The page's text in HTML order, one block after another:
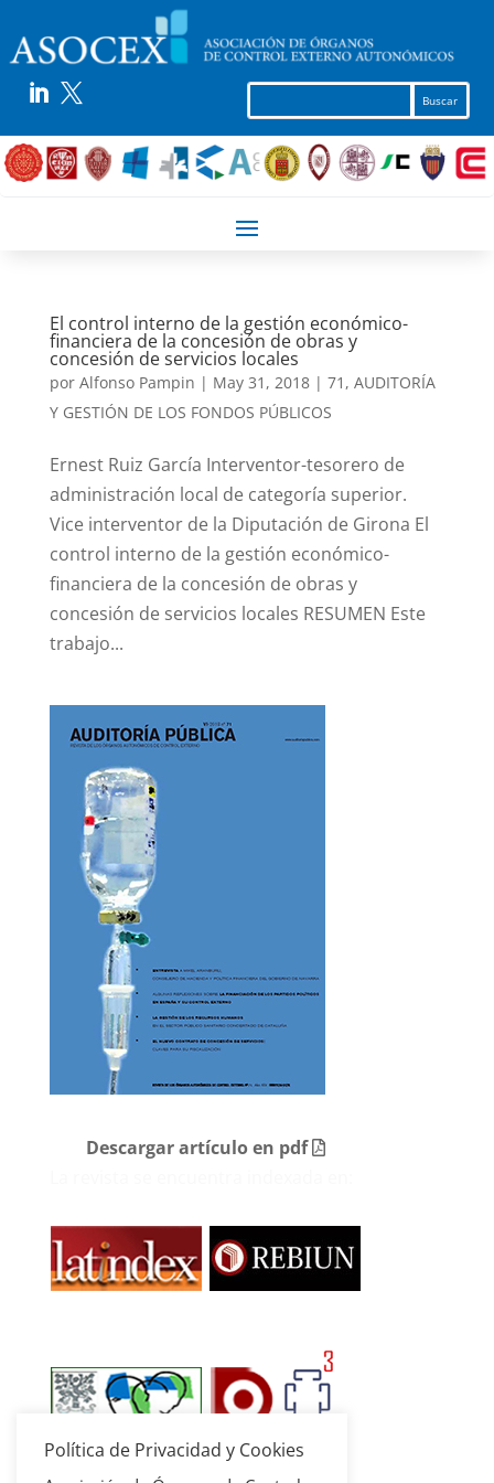
 
El control interno de la gestión económico-
financiera de la concesión de obras y
concesión de servicios locales
por Alfonso Pampin | May 31, 2018| 71 , AUDITORÍA
Y GESTIÓN DE LOS FONDOS PÚBLICOS
Ernest Ruiz García Interventor-tesorero de
administración local de categoría superior.
Vice interventor de la Diputación de Girona El
control interno de la gestión económico-
financiera de la concesión de obras y
concesión de servicios locales RESUMEN Este
trabajo...
Descargar artículo en pdf
Política de Privacidad y Cookies